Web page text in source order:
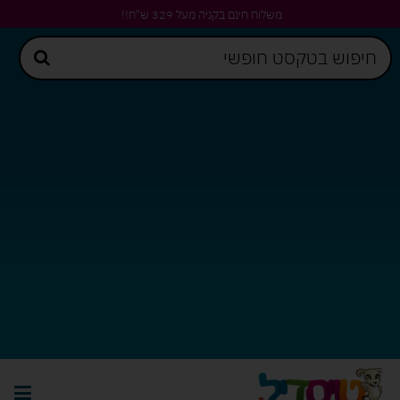
משלוח חינם בקניה מעל 329 ש"ח!!